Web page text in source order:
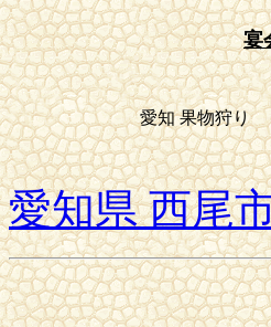
宴
愛知 果物狩り
愛知県 西尾